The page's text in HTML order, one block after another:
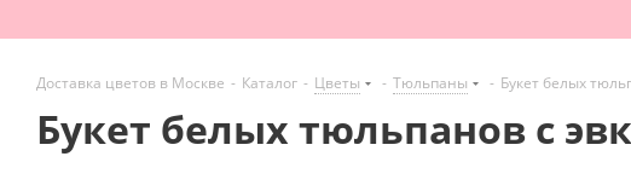
Доставка цветов в Москве - Каталог - Цветы - Тюльпаны - Букет белых
Букет белых тюльпанов с